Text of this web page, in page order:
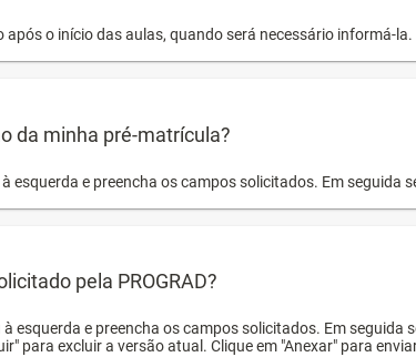
o início das aulas, quando será necessário informá-
da minha pré-matrícula?
esquerda e preencha os campos solicitados. Em
pela PROGRAD?
esquerda e preencha os campos solicitados. Em
para excluir a versão atual. Clique em "Anexar" para